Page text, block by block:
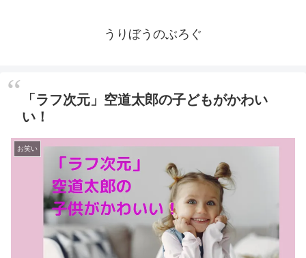
うりぼうのぶろぐ
「ラフ次元」空道太郎の子どもがかわい
い！
お笑い